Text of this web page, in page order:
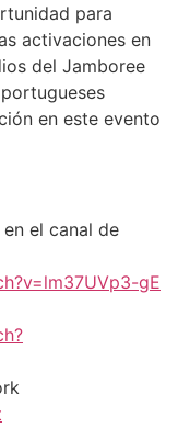
para
activaciones en
del Jamboree
en este evento
el canal de
gE